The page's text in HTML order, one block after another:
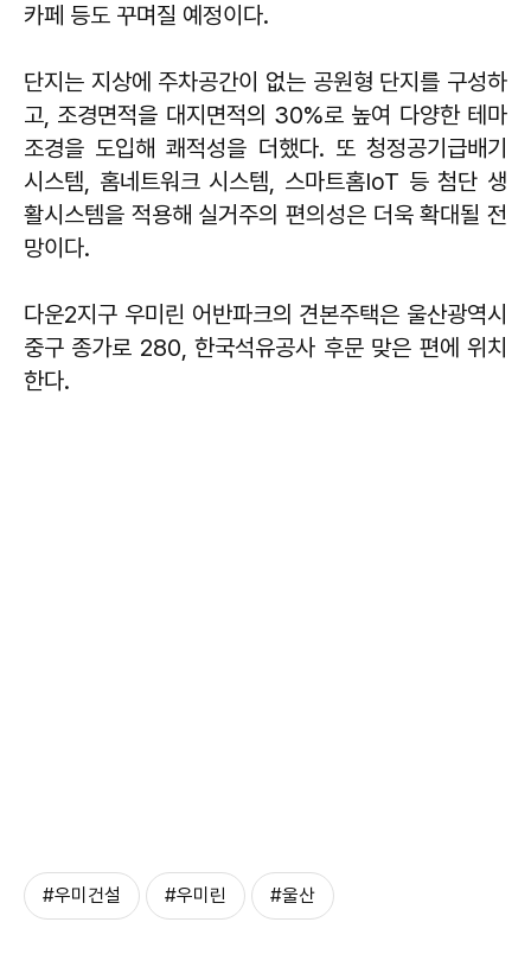
카페 등도 꾸며질 예정이다.
단지는 지상에 주차공간이 없는 공원형 단지를 구성하
고, 조경면적을 대지면적의 30%로 높여 다양한 테마
조경을 도입해 쾌적성을 더했다. 또 청정공기급배기
시스템, 홈네트워크 시스템, 스마트홈IoT 등 첨단 생
활시스템을 적용해 실거주의 편의성은 더욱 확대될 전
망이다.
다운2지구 우미린 어반파크의 견본주택은 울산광역시
중구 종가로 280, 한국석유공사 후문 맞은 편에 위치
한다.
#우미건설 #우미린 #울산